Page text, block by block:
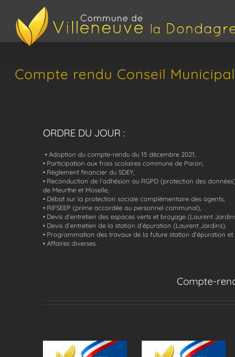
contenu
Compte rendu Conseil
ORDRE DU JOUR :
• Adoption du compte-rendu du 15 décembre 2021,
• Participation aux frais scolaires commune de Paron,
• Règlement financier du SDEY,
• Reconduction de l’adhésion au RGPD (protection des
de Meurthe et Moselle,
• Débat sur la protection sociale complémentaire des agents,
• RIFSEEP (prime accordée au personnel communal),
• Devis d’entretien des espaces verts et broyage (Laurent
• Devis d’entretien de la station d’épuration (Laurent Jardins),
• Programmation des travaux de la future station d’épuration et
• Affaires diverses.
Compte-